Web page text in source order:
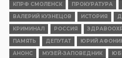
КПРФ СМОЛЕНСК
ПРОКУРАТУРА
ВАЛЕРИЙ КУЗНЕЦОВ
ИСТОРИЯ
КРИМИНАЛ
РОССИЯ
ПАМЯТЬ
ДЕПУТАТ ЮРИЙ
АНОНС
МУЗЕЙ-ЗАПОВЕДНИК